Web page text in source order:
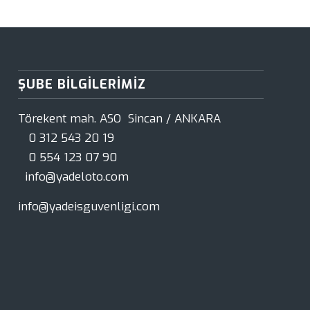
ŞUBE BILGILERIMIZ
Törekent mah. ASO Sincan / ANKARA
0 312 543 20 19
0 554 123 07 90
info@yadeloto.com
info@yadeisguvenligi.com